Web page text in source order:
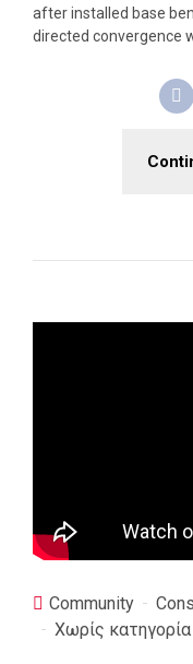
after installed base
directed convergence
Community
Χωρίς κατηγορία